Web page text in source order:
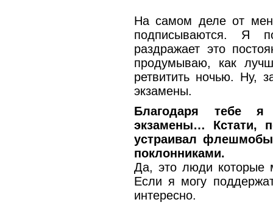
На самом деле от
подписываются. Я
раздражает это
продумываю, как
ретвитить ночью. Ну,
экзамены.
Благодаря тебе
экзамены… Кстати,
устраивал
поклонниками.
Да, это люди
Если я могу
интересно.